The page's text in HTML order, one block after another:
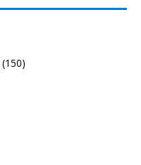
(150)